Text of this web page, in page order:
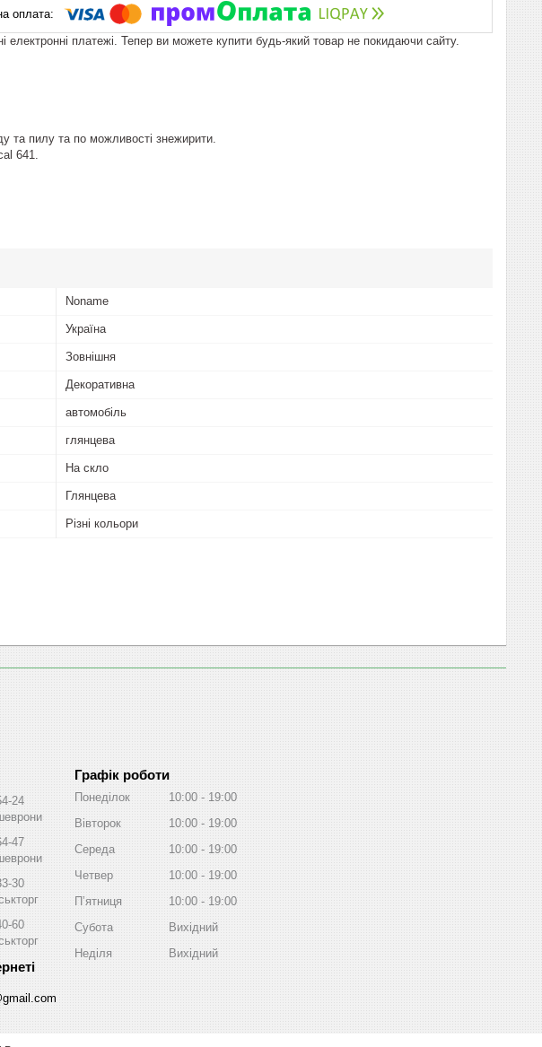
електронні платежі. Тепер ви можете купити будь-який товар не покидаючи сайту.
та пилу та по можливості знежирити.
641.
Noname
Україна
Зовнішня
Декоративна
автомобіль
глянцева
На скло
Глянцева
Різні кольори
24
47
30
60
Графік роботи
Понеділок 10:00
19:00
Вівторок
10:00
19:00
Середа
10:00
19:00
Четвер
10:00
19:00
Пʼятниця
10:00
19:00
Субота
Вихідний
Неділя
Вихідний